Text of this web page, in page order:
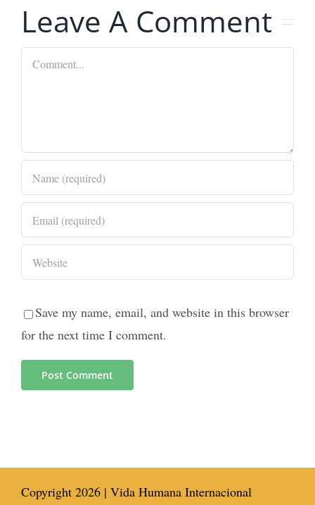
Leave A Comment
Comment
Save my name, email, and website in this browser
for the next time I comment.
Copyright 2026 | Vida Humana Internacional